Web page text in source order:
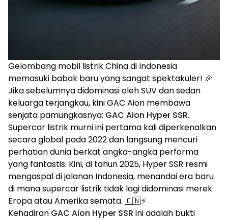
Gelombang mobil listrik China di Indonesia
memasuki babak baru yang sangat spektakuler! 🎉
Jika sebelumnya didominasi oleh SUV dan sedan
keluarga terjangkau, kini GAC Aion membawa
senjata pamungkasnya: GAC Aion Hyper SSR.
Supercar listrik murni ini pertama kali diperkenalkan
secara global pada 2022 dan langsung mencuri
perhatian dunia berkat angka-angka performa
yang fantastis. Kini, di tahun 2025, Hyper SSR resmi
mengaspal di jalanan Indonesia, menandai era baru
di mana supercar listrik tidak lagi didominasi merek
Eropa atau Amerika semata. 🇨🇳⚡
Kehadiran GAC Aion Hyper SSR ini adalah bukti